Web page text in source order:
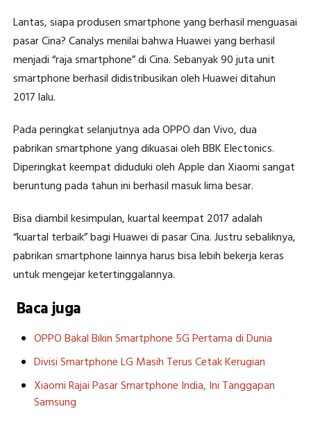
Lantas, siapa produsen smartphone yang berhasil menguasai
pasar Cina? Canalys menilai bahwa Huawei yang berhasil
menjadi “raja smartphone” di Cina. Sebanyak 90 juta unit
smartphone berhasil didistribusikan oleh Huawei ditahun
2017 lalu.
Pada peringkat selanjutnya ada OPPO dan Vivo, dua
pabrikan smartphone yang dikuasai oleh BBK Electonics.
Diperingkat keempat diduduki oleh Apple dan Xiaomi sangat
beruntung pada tahun ini berhasil masuk lima besar.
Bisa diambil kesimpulan, kuartal keempat 2017 adalah
“kuartal terbaik” bagi Huawei di pasar Cina. Justru sebaliknya,
pabrikan smartphone lainnya harus bisa lebih bekerja keras
untuk mengejar ketertinggalannya.
Baca juga
OPPO Bakal Bikin Smartphone 5G Pertama di Dunia
Divisi Smartphone LG Masih Terus Cetak Kerugian
Xiaomi Rajai Pasar Smartphone India, Ini Tanggapan
Samsung